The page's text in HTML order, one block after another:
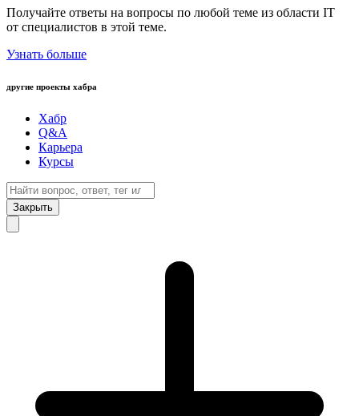
Получайте ответы на вопросы по любой теме из области IT
от специалистов в этой теме.
Узнать больше
другие проекты хабра
Хабр
Q&A
Карьера
Курсы
Закрыть